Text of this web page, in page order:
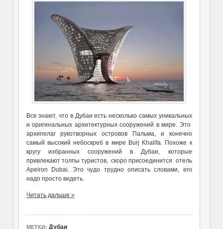
Все знают, что в Дубаи есть несколько самых уникальных
и оригинальных архитектурных сооружений в мире. Это
архипелаг рукотворных островов Пальма, и конечно
самый высокий небоскреб в мире Burj Khalifa. Похоже к
кругу избранных сооружений в Дубаи, которые
привлекают толпы туристов, скоро присоединится отель
Apeiron Dubai. Это чудо трудно описать словами, его
надо просто видеть.
Читать дальше »
МЕТКИ: Дубаи